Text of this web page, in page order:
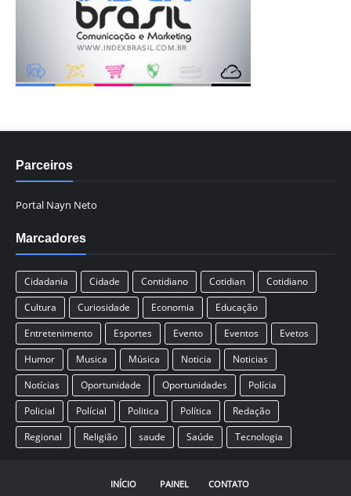
Parceiros
Portal Nayn Neto
Marcadores
Cidadania Cidade Contidiano Cotidian
Cotidiano
Cultura
Curiosidade Economia
Educação
Entretenimento
Esportes Evento Eventos
Evetos
Humor
Musica Música Noticia
Noticias
Notícias
Oportunidade Oportunidades
Polícia
Policial
Polícial Politica Política
Redação
Regional
Religião saude Saúde Tecnologia
INÍCIO PAINEL CONTATO